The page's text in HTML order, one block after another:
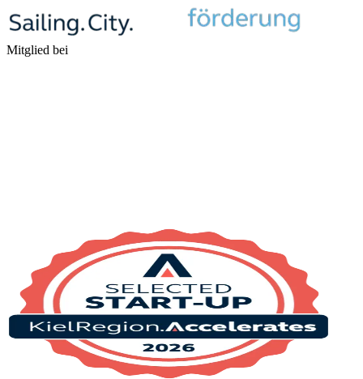
Mitglied bei